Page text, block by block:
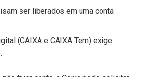
ser liberados em uma conta
(CAIXA e CAIXA Tem) exige